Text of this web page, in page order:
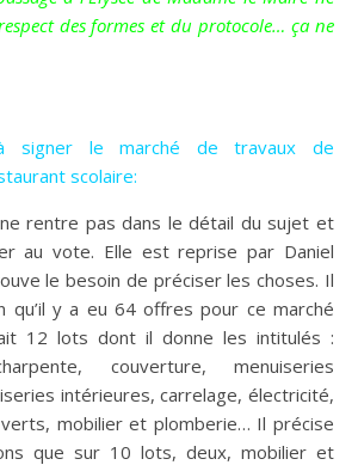
des formes et du protocole… ça ne
signer le marché de travaux de
scolaire:
rentre pas dans le détail du sujet et
au vote. Elle est reprise par Daniel
le besoin de préciser les choses. Il
qu’il y a eu 64 offres pour ce marché
12 lots dont il donne les intitulés :
couverture, menuiseries
intérieures, carrelage, électricité,
mobilier et plomberie… Il précise
que sur 10 lots, deux, mobilier et